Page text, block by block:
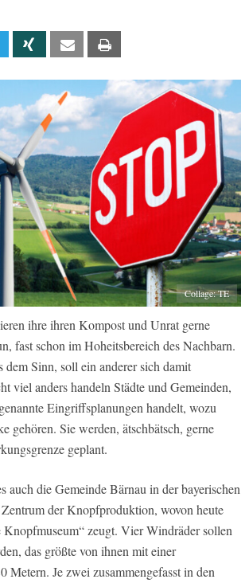
Linkedin Xing Email
Collage: TE
ihre ihren Kompost und Unrat gerne
fast schon im Hoheitsbereich des Nachbarn.
dem Sinn, soll ein anderer sich damit
viel anders handeln Städte und Gemeinden,
Eingriffsplanungen handelt, wozu
gehören. Sie werden, ätschbätsch, gerne
geplant.
auch die Gemeinde Bärnau in der bayerischen
der Knopfproduktion, wovon heute
Knopfmuseum“ zeugt. Vier Windräder sollen
das größte von ihnen mit einer
Metern. Je zwei zusammengefasst in den